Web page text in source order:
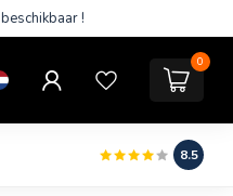
beschikbaar !
0
8.5